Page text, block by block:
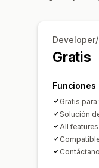
Gratis
Funciones
Gratis
Solución
All